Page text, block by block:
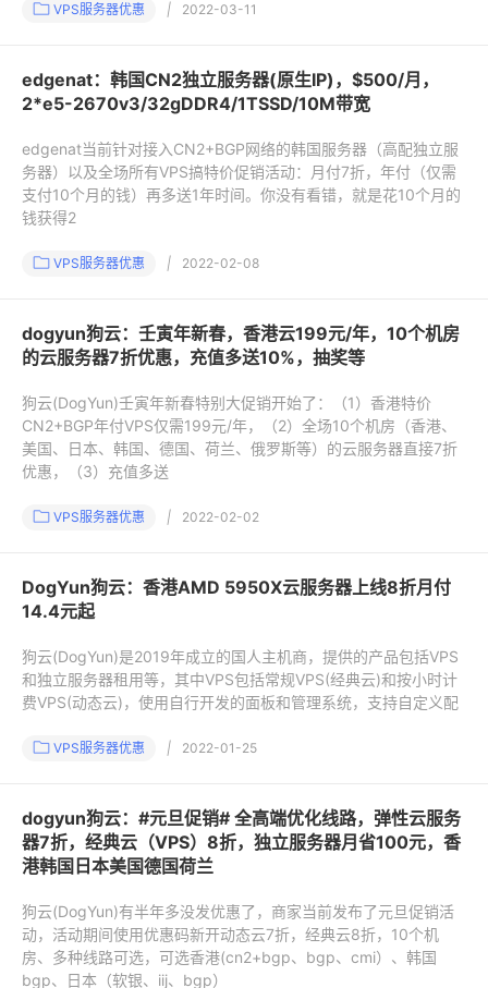
VPS服务器优惠 | 2022-03-11
edgenat：韩国CN2独立服务器(原生IP)，$500/月，
2*e5-2670v3/32gDDR4/1TSSD/10M带宽
edgenat当前针对接入CN2+BGP网络的韩国服务器（高配独立服
务器）以及全场所有VPS搞特价促销活动：月付7折，年付（仅需
支付10个月的钱）再多送1年时间。你没有看错，就是花10个月的
钱获得2
VPS服务器优惠 | 2022-02-08
dogyun狗云：壬寅年新春，香港云199元/年，10个机房
的云服务器7折优惠，充值多送10%，抽奖等
狗云(DogYun)壬寅年新春特别大促销开始了：（1）香港特价
CN2+BGP年付VPS仅需199元/年，（2）全场10个机房（香港、
美国、日本、韩国、德国、荷兰、俄罗斯等）的云服务器直接7折
优惠，（3）充值多送
VPS服务器优惠 | 2022-02-02
DogYun狗云：香港AMD 5950X云服务器上线8折月付
14.4元起
狗云(DogYun)是2019年成立的国人主机商，提供的产品包括VPS
和独立服务器租用等，其中VPS包括常规VPS(经典云)和按小时计
费VPS(动态云)，使用自行开发的面板和管理系统，支持自定义配
VPS服务器优惠 | 2022-01-25
dogyun狗云：#元旦促销# 全高端优化线路，弹性云服务
器7折，经典云（VPS）8折，独立服务器月省100元，香
港韩国日本美国德国荷兰
狗云(DogYun)有半年多没发优惠了，商家当前发布了元旦促销活
动，活动期间使用优惠码新开动态云7折，经典云8折，10个机
房、多种线路可选，可选香港(cn2+bgp、bgp、cmi）、韩国
bgp、日本（软银、iij、bgp）